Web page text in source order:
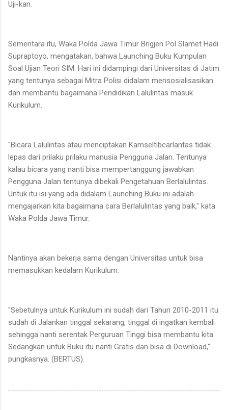
Uji-kan.
Sementara itu, Waka Polda Jawa Timur Brigjen Pol Slamet Hadi
Supraptoyo, mengatakan, bahwa Launching Buku Kumpulan
Soal Ujian Teori SIM. Hari ini didampingi dari Universitas di Jatim
yang tentunya sebagai Mitra Polisi didalam mensosialisasikan
dan membantu bagaimana Pendidikan Lalulintas masuk
Kurikulum.
"Bicara Lalulintas atau menciptakan Kamseltibcarlantas tidak
lepas dari prilaku prilaku manusia Pengguna Jalan. Tentunya
kalau bicara yang nanti bisa mempertanggung jawabkan
Pengguna Jalan tentunya dibekali Pengetahuan Berlalulintas.
Untuk itu isi yang ada didalam Launching Buku ini adalah
mengajarkan kita bagaimana cara Berlalulintas yang baik," kata
Waka Polda Jawa Timur.
Nantinya akan bekerja sama dengan Universitas untuk bisa
memasukkan kedalam Kurikulum.
"Sebetulnya untuk Kurikulum ini sudah dari Tahun 2010-2011 itu
sudah di Jalankan tinggal sekarang, tinggal di ingatkan kembali
sehingga nanti serentak Perguruan Tinggi bisa membantu kita.
Sedangkan untuk Buku itu nanti Gratis dan bisa di Download,"
pungkasnya. (BERTUS).